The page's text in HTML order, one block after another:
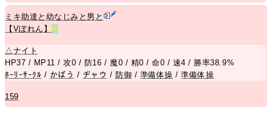
ミキ助達と幼なじみと男と
【Vぽれん】
R
△ナイト
HP37 / MP11 / 攻0 / 防16 / 魔0 / 精0 / 命0 / 速4 / 勝率38.9%
ﾎｰﾘｰｻｰｸﾙ / かばう / ヂャウ / 防御 / 準備体操 /準備体操
159